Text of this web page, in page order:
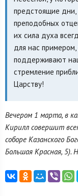
предстоящие дни,
преподобных
их сила духа
для нас
поддерживают
стремление
Царству!
Вечером 1 марта, в
Кирилл совершит
соборе Казанского
Большая Красная, 5).